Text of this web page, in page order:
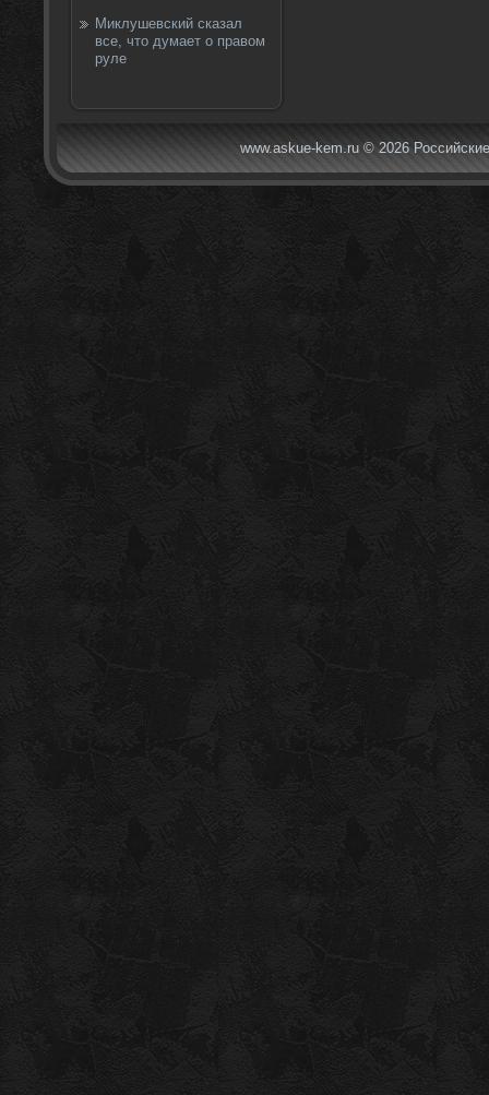
Миклушевский сказал
все, что думает о правом
руле
www.askue-kem.ru © 2026